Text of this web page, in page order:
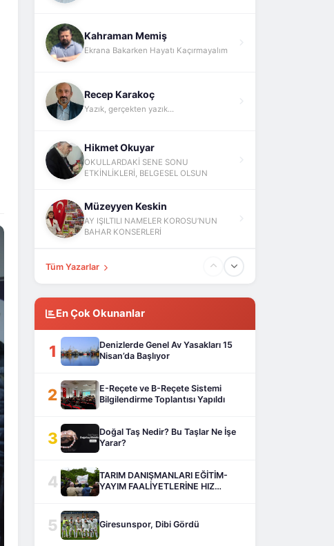
Kahraman Memiş
Ekrana Bakarken Hayatı Kaçırmayalım
Recep Karakoç
Yazık, gerçekten yazık...
Hikmet Okuyar
OKULLARDAKİ SENE SONU
ETKİNLİKLERİ, BELGESEL OLSUN
Müzeyyen Keskin
AY IŞILTILI NAMELER KOROSU’NUN
BAHAR KONSERLERİ
Fatih Yokuş
Tüm Yazarlar
En Çok Okunanlar
1
Denizlerde Genel Av Yasakları 15
Nisan’da Başlıyor
2
E-Reçete ve B-Reçete Sistemi
Bilgilendirme Toplantısı Yapıldı
3
Doğal Taş Nedir? Bu Taşlar Ne İşe
Yarar?
4
TARIM DANIŞMANLARI EĞİTİM-
YAYIM FAALİYETLERİNE HIZ
5 Giresunspor, Dibi Gördü